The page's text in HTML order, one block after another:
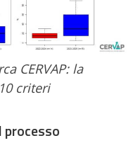
CERVAP: la
criteri